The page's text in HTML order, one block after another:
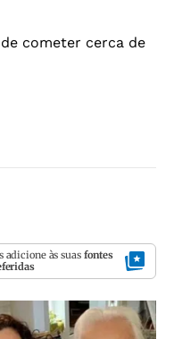
cometer cerca de
adicione às suas fontes